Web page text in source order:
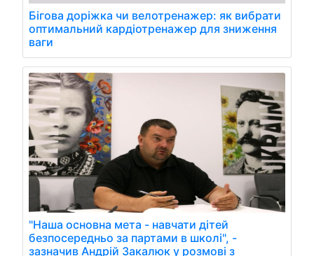
Бігова доріжка чи велотренажер: як вибрати
оптимальний кардіотренажер для зниження
ваги
"Наша основна мета - навчати дітей
безпосередньо за партами в школі", -
зазначив Андрій Закалюк у розмові з